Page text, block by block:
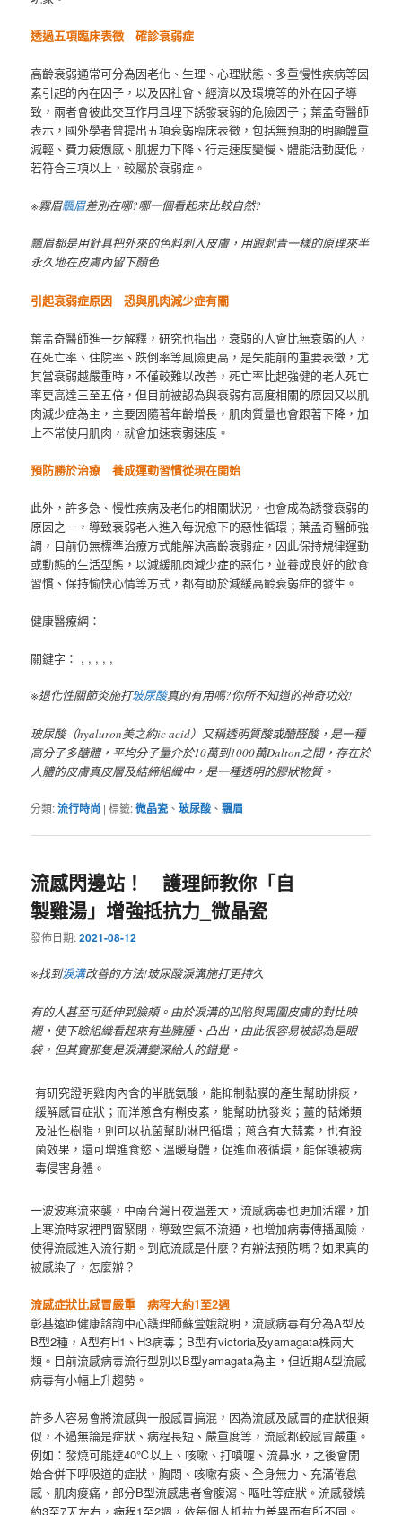
透過五項臨床表徵 確診衰弱症
高齡衰弱通常可分為因老化、生理、心理狀態、多重慢性疾病等因
素引起的內在因子，以及因社會、經濟以及環境等的外在因子導
致，兩者會彼此交互作用且埋下誘發衰弱的危險因子；葉孟奇醫師
表示，國外學者曾提出五項衰弱臨床表徵，包括無預期的明顯體重
減輕、費力疲憊感、肌握力下降、行走速度變慢、體能活動度低，
若符合三項以上，較屬於衰弱症。
※霧眉飄眉差別在哪?哪一個看起來比較自然?
飄眉都是用針具把外來的色料刺入皮膚，用跟刺青一樣的原理來半
永久地在皮膚內留下顏色
引起衰弱症原因 恐與肌肉減少症有關
葉孟奇醫師進一步解釋，研究也指出，衰弱的人會比無衰弱的人，
在死亡率、住院率、跌倒率等風險更高，是失能前的重要表徵，尤
其當衰弱越嚴重時，不僅較難以改善，死亡率比起強健的老人死亡
率更高達三至五倍，但目前被認為與衰弱有高度相關的原因又以肌
肉減少症為主，主要因隨著年齡增長，肌肉質量也會跟著下降，加
上不常使用肌肉，就會加速衰弱速度。
預防勝於治療 養成運動習慣從現在開始
此外，許多急、慢性疾病及老化的相關狀況，也會成為誘發衰弱的
原因之一，導致衰弱老人進入每況愈下的惡性循環；葉孟奇醫師強
調，目前仍無標準治療方式能解決高齡衰弱症，因此保持規律運動
或動態的生活型態，以減緩肌肉減少症的惡化，並養成良好的飲食
習慣、保持愉快心情等方式，都有助於減緩高齡衰弱症的發生。
健康醫療網：
關鍵字： , , , , ,
※退化性關節炎施打玻尿酸真的有用嗎?你所不知道的神奇功效!
玻尿酸（hyaluron美之約ic acid）又稱透明質酸或醣醛酸，是一種
高分子多醣體，平均分子量介於10萬到1000萬Dalton之間，存在於
人體的皮膚真皮層及結締組織中，是一種透明的膠狀物質。
分類:流行時尚 |標籤:微晶瓷 、玻尿酸 、飄眉
流感閃邊站！ 護理師教你「自
製雞湯」增強抵抗力_微晶瓷
發佈日期:2021-08-12
※找到淚溝改善的方法!玻尿酸淚溝施打更持久
有的人甚至可延伸到臉頰。由於淚溝的凹陷與周圍皮膚的對比映
襯，使下瞼組織看起來有些臃腫、凸出，由此很容易被認為是眼
袋，但其實那隻是淚溝變深給人的錯覺。
有研究證明雞肉內含的半胱氨酸，能抑制黏膜的產生幫助排痰，
緩解感冒症狀；而洋蔥含有槲皮素，能幫助抗發炎；薑的萜烯類
及油性樹脂，則可以抗菌幫助淋巴循環；蔥含有大蒜素，也有殺
菌效果，還可增進食慾、溫暖身體，促進血液循環，能保護被病
毒侵害身體。
一波波寒流來襲，中南台灣日夜溫差大，流感病毒也更加活躍，加
上寒流時家裡門窗緊閉，導致空氣不流通，也增加病毒傳播風險，
使得流感進入流行期。到底流感是什麼？有辦法預防嗎？如果真的
被感染了，怎麼辦？
流感症狀比感冒嚴重 病程大約1至2週
彰基遠距健康諮詢中心護理師蘇萱娥說明，流感病毒有分為A型及
B型2種，A型有H1、H3病毒；B型有victoria及yamagata株兩大
類。目前流感病毒流行型別以B型yamagata為主，但近期A型流感
病毒有小幅上升趨勢。
許多人容易會將流感與一般感冒搞混，因為流感及感冒的症狀很類
似，不過無論是症狀、病程長短、嚴重度等，流感都較感冒嚴重。
例如：發燒可能達40℃以上、咳嗽、打噴嚏、流鼻水，之後會開
始合併下呼吸道的症狀，胸悶、咳嗽有痰、全身無力、充滿倦怠
感、肌肉痠痛，部分B型流感患者會腹瀉、嘔吐等症狀。流感發燒
約3至7天左右，病程1至2週，依每個人抵抗力差異而有所不同。